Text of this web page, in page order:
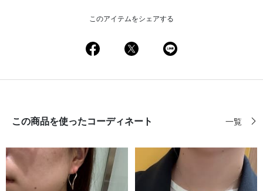
このアイテムをシェアする
この商品を使ったコーディネート 一覧